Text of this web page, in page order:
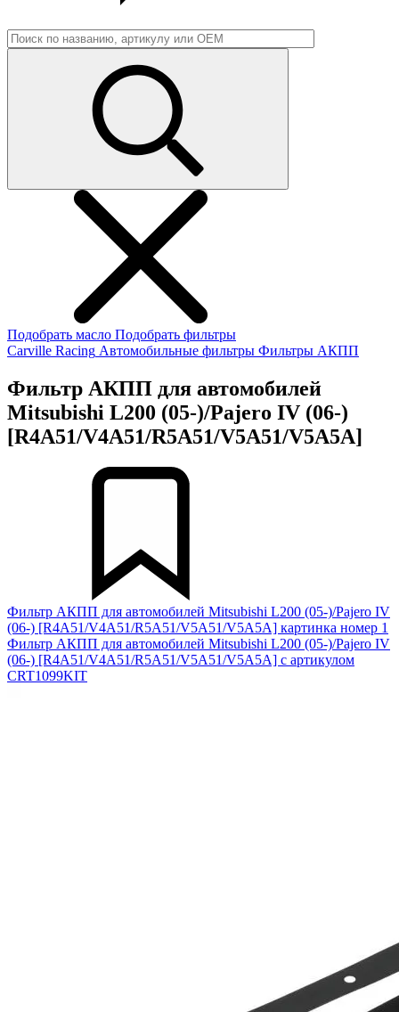
Подобрать масло Подобрать фильтры
Carville Racing Автомобильные фильтры Фильтры АКПП
Фильтр АКПП для автомобилей
Mitsubishi L200 (05-)/Pajero IV (06-)
[R4A51/V4A51/R5A51/V5A51/V5A5A]
Фильтр АКПП для автомобилей Mitsubishi L200 (05-)/Pajero IV
(06-) [R4A51/V4A51/R5A51/V5A51/V5A5A] картинка номер 1
Фильтр АКПП для автомобилей Mitsubishi L200 (05-)/Pajero IV
(06-) [R4A51/V4A51/R5A51/V5A51/V5A5A] с артикулом
CRT1099KIT